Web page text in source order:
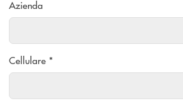
Azienda
Cellulare *